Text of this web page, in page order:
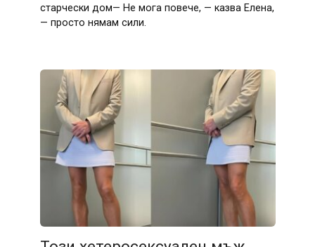
старчески дом— Не мога повече, — казва Елена,
— просто нямам сили.